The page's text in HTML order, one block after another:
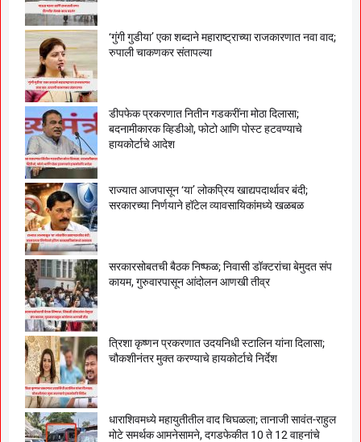
‘गुंगी गुडीया’ एका शब्दाने महाराष्ट्राच्या राजकारणात नवा वाद;
रुपाली चाकणकर संतापल्या
डीपफेक प्रकरणात नितीन गडकरींना मोठा दिलासा;
बदनामीकारक व्हिडीओ, फोटो आणि पोस्ट हटवण्याचे
हायकोर्टाचे आदेश
राज्यात आजपासून ‘या’ लोकप्रिय खाद्यपदार्थावर बंदी;
सरकारच्या निर्णयाने हॉटेल व्यावसायिकांमध्ये खळबळ
सरकारसोबतची बैठक निष्फळ; निवासी डॉक्टरांचा बेमुदत संप
कायम, गुरुवारपासून आंदोलन आणखी तीव्र
त्रिशा कृष्णन प्रकरणात उदयनिधी स्टालिन यांना दिलासा;
चौकशीनंतर मुक्त करण्याचे हायकोर्टाचे निर्देश
धाराशिवमध्ये महायुतीतील वाद चिघळला; तानाजी सावंत-राहुल
मोटे समर्थक आमनेसामने, दगडफेकीत 10 ते 12 वाहनांचे